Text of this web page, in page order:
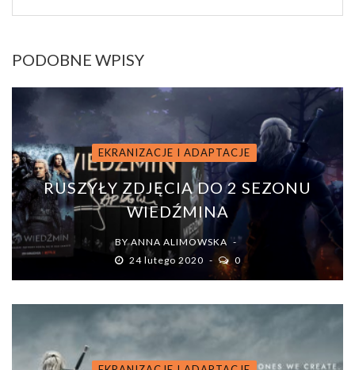
PODOBNE WPISY
EKRANIZACJE I ADAPTACJE
RUSZYŁY ZDJĘCIA DO 2 SEZONU
WIEDŹMINA
BYANNA ALIMOWSKA
24 lutego 2020
0